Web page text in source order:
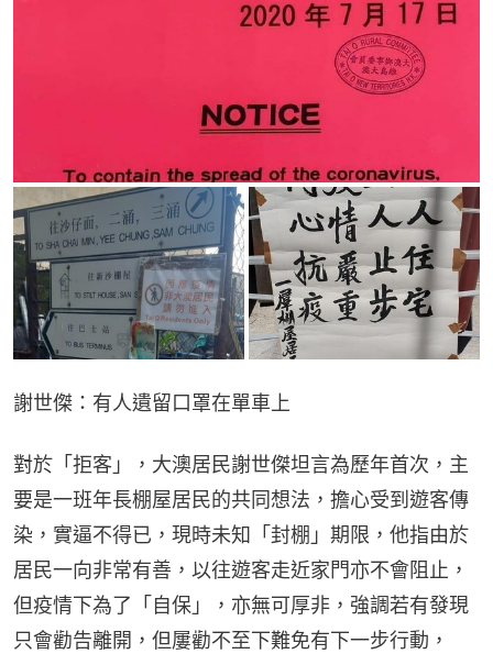
謝世傑：有人遺留口罩在單車上
對於「拒客」，大澳居民謝世傑坦言為歷年首次，主
要是一班年長棚屋居民的共同想法，擔心受到遊客傳
染，實逼不得已，現時未知「封棚」期限，他指由於
居民一向非常有善，以往遊客走近家門亦不會阻止，
但疫情下為了「自保」，亦無可厚非，強調若有發現
只會勸告離開，但屢勸不至下難免有下一步行動，